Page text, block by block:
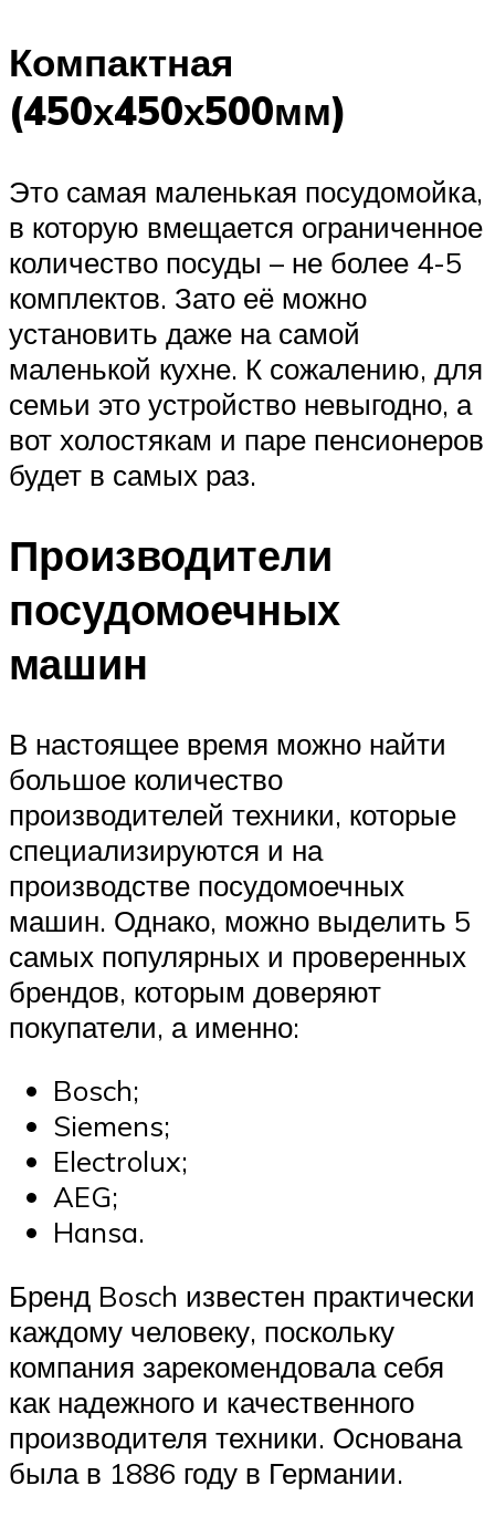
Компактная
(450х450х500мм)
Это самая маленькая посудомойка,
в которую вмещается ограниченное
количество посуды – не более 4-5
комплектов. Зато её можно
установить даже на самой
маленькой кухне. К сожалению, для
семьи это устройство невыгодно, а
вот холостякам и паре пенсионеров
будет в самых раз.
Производители
посудомоечных
машин
В настоящее время можно найти
большое количество
производителей техники, которые
специализируются и на
производстве посудомоечных
машин. Однако, можно выделить 5
самых популярных и проверенных
брендов, которым доверяют
покупатели, а именно:
Bosch;
Siemens;
Electrolux;
AEG;
Hansa.
Бренд Bosch известен практически
каждому человеку, поскольку
компания зарекомендовала себя
как надежного и качественного
производителя техники. Основана
была в 1886 году в Германии.